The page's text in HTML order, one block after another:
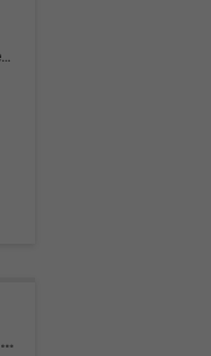
Doppelkupplungsgetriebe (DSG)
Sportline 1.5 eTSI mHEV 150PS/110kW DSG 2026 +CANTON+CONVENIENCE PLUS+PERFORMANCE+AKUSTIK